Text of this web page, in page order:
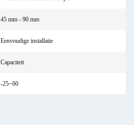
45 mm - 90 mm
Eenvoudige installatie
Capaciteit
-25~60